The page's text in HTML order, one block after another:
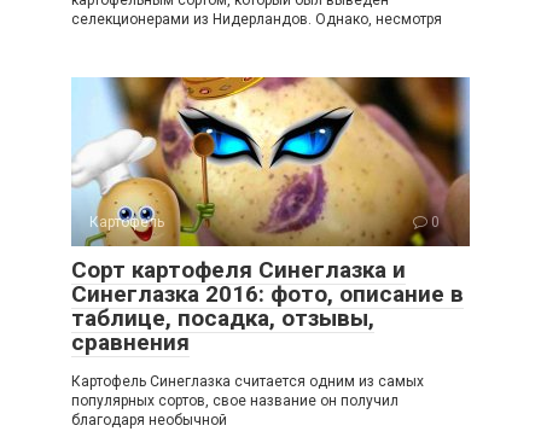
селекционерами из Нидерландов. Однако, несмотря
Картофель 0
Сорт картофеля Синеглазка и
Синеглазка 2016: фото, описание в
таблице, посадка, отзывы,
сравнения
Картофель Синеглазка считается одним из самых
популярных сортов, свое название он получил
благодаря необычной